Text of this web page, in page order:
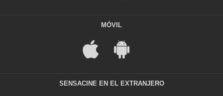
MÓVIL
SENSACINE EN EL EXTRANJERO